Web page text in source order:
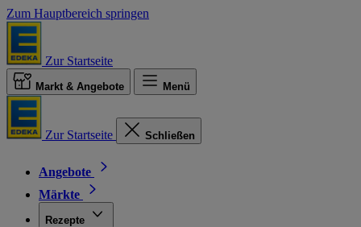
Zum Hauptbereich springen
Zur Startseite
Markt & Angebote Menü
Zur Startseite Schließen
Angebote
Märkte
Rezepte